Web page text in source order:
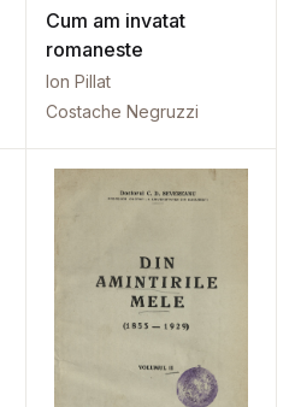
Cum am invatat
romaneste
Ion Pillat
Costache Negruzzi